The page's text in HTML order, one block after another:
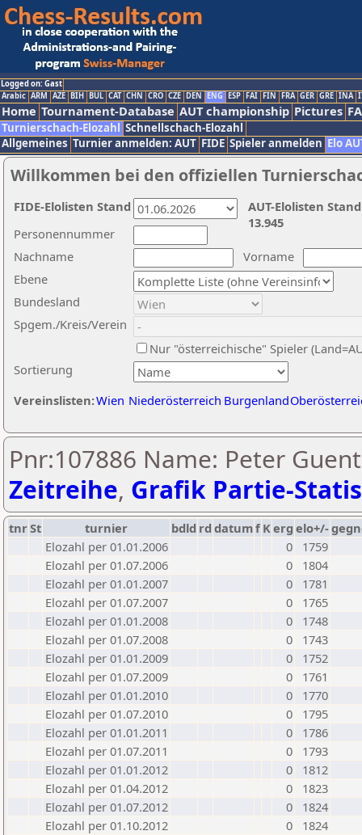
Logged on: Gast
Arabic ARM AZE BIH BUL CAT CHN CRO CZE DEN ENG ESP FAI FIN FRA GER GRE INA
Home Tournament-Database AUT championship Pictures
Turnierschach-Elozahl Schnellschach-Elozahl
Allgemeines Turnier anmelden: AUT FIDE Spieler anmelden Elo
Willkommen bei den offiziellen
Nachname
Vorname
Ebene
Sortierung
Personennummer
Bundesland
Spgem./Kreis/Verein
Nur "österreichische" Spieler
Vereinslisten:Wien Niederösterreich Burgenland
AUT-Elolisten
13.945
FIDE-Elolisten Stand
Pnr:107886 Name: Peter
Zeitreihe, Grafik Partie-
tnrSt turnier bdld rd datumf Kerg elo+/-
Elozahl per 01.01.2006
0
1759
Elozahl per 01.07.2006
0
1804
Elozahl per 01.01.2007
0
1781
Elozahl per 01.07.2007
0
1765
Elozahl per 01.01.2008
0
1748
Elozahl per 01.07.2008
0
1743
Elozahl per 01.01.2009
0
1752
Elozahl per 01.07.2009
0
1761
Elozahl per 01.01.2010
0
1770
Elozahl per 01.07.2010
0
1795
Elozahl per 01.01.2011
0
1786
Elozahl per 01.07.2011
0
1793
Elozahl per 01.01.2012
0
1812
Elozahl per 01.04.2012
0
1823
Elozahl per 01.07.2012
0
1824
Elozahl per 01.10.2012
0
1824